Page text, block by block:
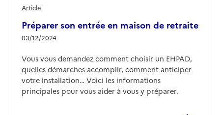
Préparer son entrée en maison de retraite
03/12/2024
Article
Vous vous demandez comment choisir un EHPAD,
quelles démarches accomplir, comment anticiper
votre installation… Voici les informations
principales pour vous aider à vous y préparer.